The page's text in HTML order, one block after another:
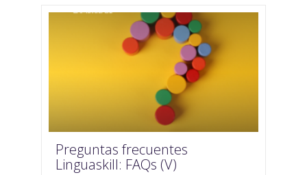
Preguntas frecuentes
Linguaskill: FAQs (V)